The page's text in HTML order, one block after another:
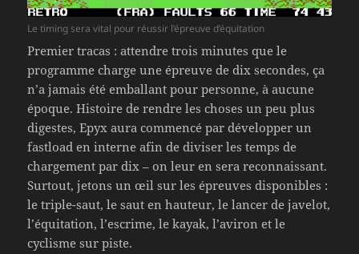
Le timing sera vital pour réussir l’épreuve d’équitation
Premier tracas : attendre trois minutes que le
programme charge une épreuve de dix secondes, ça
n’a jamais été emballant pour personne, à aucune
époque. Histoire de rendre les choses un peu plus
digestes, Epyx aura commencé par développer un
fastload en interne afin de diviser les temps de
chargement par dix – on leur en sera reconnaissant.
Surtout, jetons un œil sur les épreuves disponibles :
le triple-saut, le saut en hauteur, le lancer de javelot,
l’équitation, l’escrime, le kayak, l’aviron et le
cyclisme sur piste.